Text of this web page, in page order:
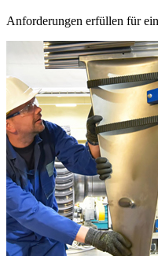
Anforderungen erfüllen für